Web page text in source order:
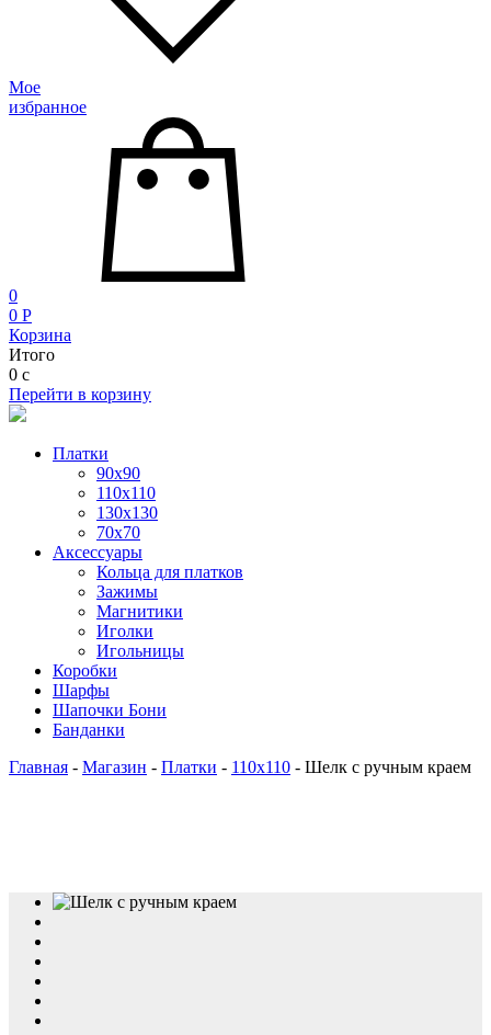
Мое
избранное
0
0 P
Корзина
Итого
0 c
Перейти в корзину
Платки
90x90
110x110
130x130
70х70
Аксессуары
Кольца для платков
Зажимы
Магнитики
Иголки
Игольницы
Коробки
Шарфы
Шапочки Бони
Банданки
Главная - Магазин - Платки - 110x110 - Шелк с ручным краем